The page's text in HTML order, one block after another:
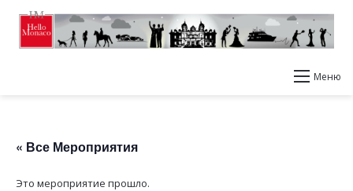
Меню
« Все Мероприятия
Это мероприятие прошло.